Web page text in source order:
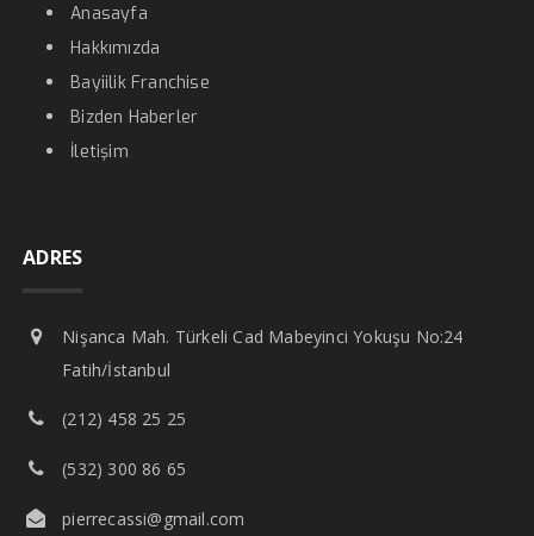
Anasayfa
Hakkımızda
Bayiilik Franchise
Bizden Haberler
İletişim
ADRES
Nişanca Mah. Türkeli Cad Mabeyinci Yokuşu No:24
Fatih/İstanbul
(212) 458 25 25
(532) 300 86 65
pierrecassi@gmail.com